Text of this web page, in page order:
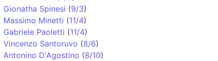
Gionatha Spinesi (9/3)
Massimo Minetti (11/4)
Gabriele Paoletti (11/4)
Vincenzo Santoruvo (8/6)
Antonino D'Agostino (8/10)